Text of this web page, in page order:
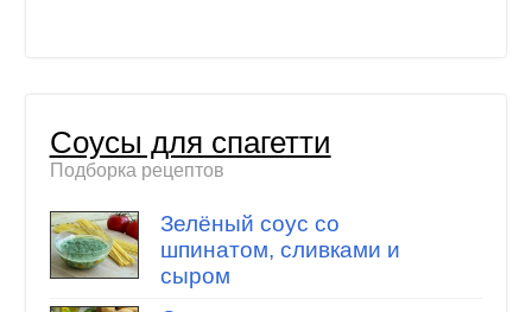
Соусы для спагетти
Подборка рецептов
Зелёный соус со
шпинатом, сливками и
сыром